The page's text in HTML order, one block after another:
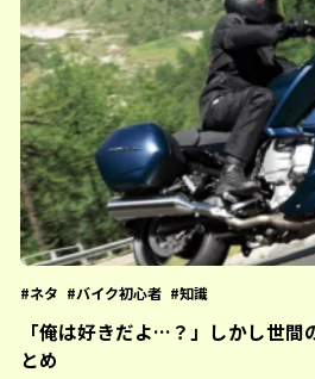
ネタ バイク初心者 知識
「俺は好きだよ…？」しかし世間
とめ